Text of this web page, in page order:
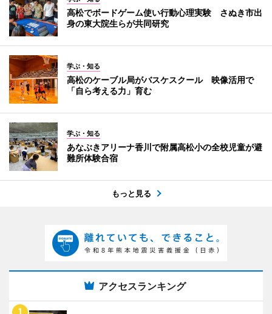
高松でボードゲーム使い行動心理実験 さぬき市出
身の東大院生らが共同研究
学ぶ・知る
高松のケーブル局がバスケスクール 映像活用で
「自ら考える力」育む
学ぶ・知る
あなぶきアリーナ香川で附属高松小の全校児童が避
難所体験合宿
もっと見る
アクセスランキング